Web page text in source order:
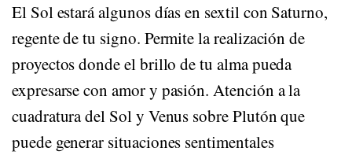
El Sol estará algunos días en sextil con Saturno,
regente de tu signo. Permite la realización de
proyectos donde el brillo de tu alma pueda
expresarse con amor y pasión. Atención a la
cuadratura del Sol y Venus sobre Plutón que
puede generar situaciones sentimentales